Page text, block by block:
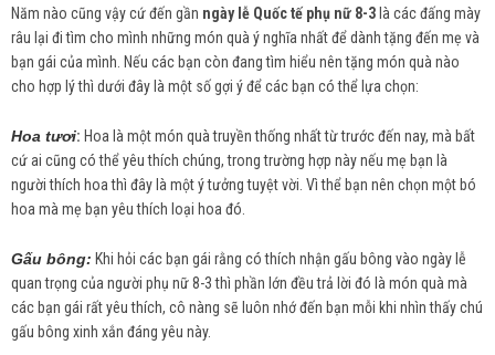
Năm nào cũng vậy cứ đến gần ngày lễ Quốc tế phụ nữ 8-3 là các đấng mày
râu lại đi tìm cho mình những món quà ý nghĩa nhất để dành tặng đến mẹ và
bạn gái của mình. Nếu các bạn còn đang tìm hiểu nên tặng món quà nào
cho hợp lý thì dưới đây là một số gợi ý để các bạn có thể lựa chọn:
Hoa tươi: Hoa là một món quà truyền thống nhất từ trước đến nay, mà bất
cứ ai cũng có thể yêu thích chúng, trong trường hợp này nếu mẹ bạn là
người thích hoa thì đây là một ý tưởng tuyệt vời. Vì thể bạn nên chọn một bó
hoa mà mẹ bạn yêu thích loại hoa đó.
Gấu bông: Khi hỏi các bạn gái rằng có thích nhận gấu bông vào ngày lễ
quan trọng của người phụ nữ 8-3 thì phần lớn đều trả lời đó là món quà mà
các bạn gái rất yêu thích, cô nàng sẽ luôn nhớ đến bạn mỗi khi nhìn thấy chú
gấu bông xinh xắn đáng yêu này.